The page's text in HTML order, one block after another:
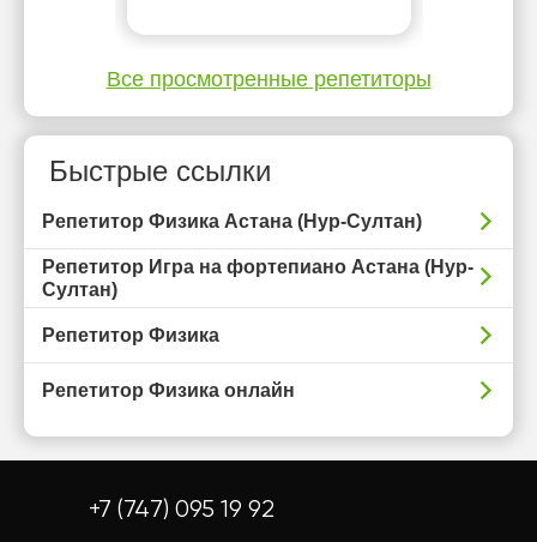
Все просмотренные репетиторы
Быстрые ссылки
Репетитор Физика Астана (Нур-Султан)
Репетитор Игра на фортепиано Астана (Нур-
Султан)
Репетитор Физика
Репетитор Физика онлайн
+7 (747) 095 19 92